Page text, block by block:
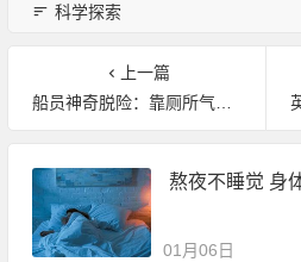
科学探索
上一篇
船员神奇脱险：靠厕所气泡存活60小时
熬夜不睡觉 身
01月06日